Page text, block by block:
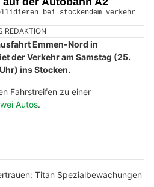
REDAKTION
Emmen-Nord in
der Verkehr am Samstag (25.
ins Stocken.
Fahrstreifen zu einer
Autos.